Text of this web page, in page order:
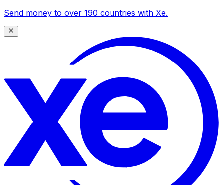
Send money to over 190 countries with Xe.